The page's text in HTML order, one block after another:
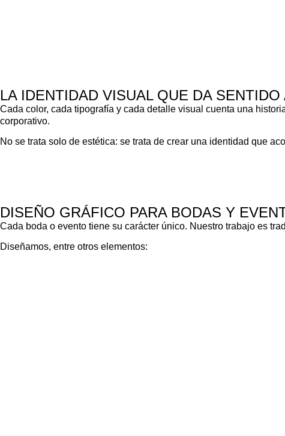
LA IDENTIDAD VISUAL QUE DA SENTIDO
Cada color, cada tipografía y cada detalle visual cuenta una
corporativo.
No se trata solo de estética: se trata de crear una identidad que
DISEÑO GRÁFICO PARA BODAS Y
Cada boda o evento tiene su carácter único. Nuestro trabajo es
Diseñamos, entre otros elementos: